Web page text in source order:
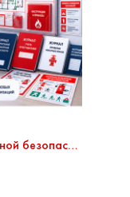
Акции июня на продукцию по пожарной безопасности: скидки на знаки, стенды, журналы и плакаты